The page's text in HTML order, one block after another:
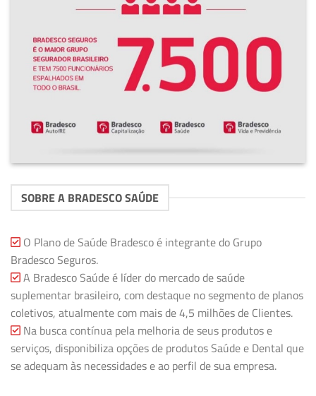
SOBRE A BRADESCO SAÚDE
O Plano de Saúde Bradesco é integrante do Grupo
Bradesco Seguros.
A Bradesco Saúde é líder do mercado de saúde
suplementar brasileiro, com destaque no segmento de planos
coletivos, atualmente com mais de 4,5 milhões de Clientes.
Na busca contínua pela melhoria de seus produtos e
serviços, disponibiliza opções de produtos Saúde e Dental que
se adequam às necessidades e ao perfil de sua empresa.